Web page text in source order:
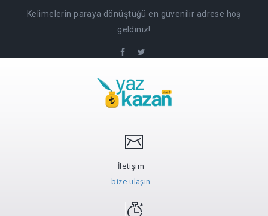
Kelimelerin paraya dönüştüğü en güvenilir adrese hoş
geldiniz!
İletişim
bize ulaşın